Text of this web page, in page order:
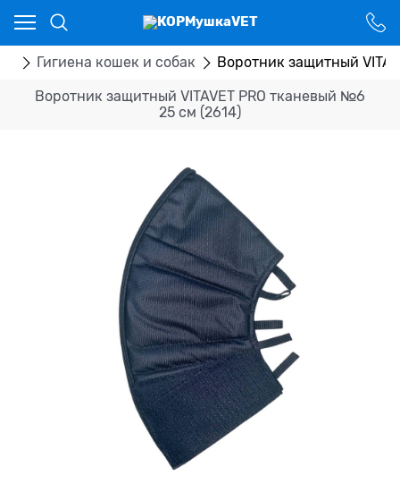
Гигиена кошек и собак Воротник защитный
Воротник защитный VITAVET PRO тканевый №6
25 см (2614)
Ваш город - Костанай,
угадали?